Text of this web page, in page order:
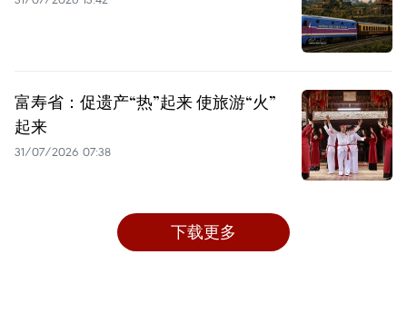
富寿省：促遗产“热”起来 使旅游“火”
起来
31/07/2026 07:38
下载更多